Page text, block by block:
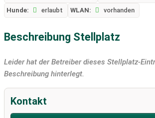
Hunde:
erlaubt WLAN: vorhanden
Beschreibung Stellplatz
Leider hat der Betreiber dieses Stellplatz-
Beschreibung hinterlegt.
Kontakt